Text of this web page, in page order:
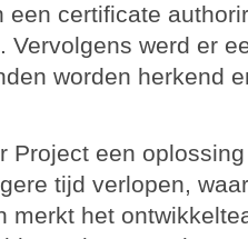
een certificate
Vervolgens werd er
worden herkend
Project een
tijd verlopen,
merkt het